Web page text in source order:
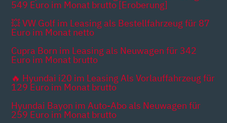
549 Euro im Monat brutto [Eroberung]
💥 VW Golf im Leasing als Bestellfahrzeug für 87
Euro im Monat netto
Cupra Born im Leasing als Neuwagen für 342
Euro im Monat brutto
🔥 Hyundai i20 im Leasing Als Vorlauffahrzeug für
129 Euro im Monat brutto
Hyundai Bayon im Auto-Abo als Neuwagen für
259 Euro im Monat brutto